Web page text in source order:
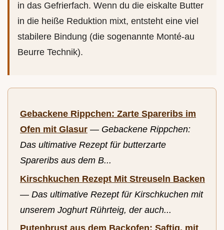
in das Gefrierfach. Wenn du die eiskalte Butter
in die heiße Reduktion mixt, entsteht eine viel
stabilere Bindung (die sogenannte Monté-au
Beurre Technik).
Gebackene Rippchen: Zarte Spareribs im
Ofen mit Glasur — Gebackene Rippchen:
Das ultimative Rezept für butterzarte
Spareribs aus dem B...
Kirschkuchen Rezept Mit Streuseln Backen
— Das ultimative Rezept für Kirschkuchen mit
unserem Joghurt Rührteig, der auch...